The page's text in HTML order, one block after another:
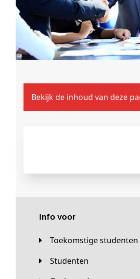
Bekijk de inhoud van deze
Info voor
Toekomstige studenten
Studenten